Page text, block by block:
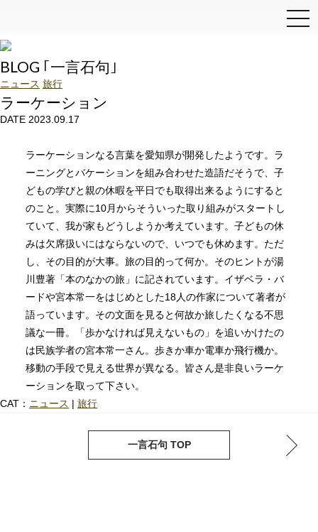
BLOG ｢一言石句｣
ニュース 旅行
ラーケーション
DATE 2023.09.17
ラーケーションなる言葉を愛知県が開発したようです。ラ
ーニングとバケーションを組み合わせた造語だそうで、子
どもの学びと親の休暇を平日でも取得出来るようにすると
のこと。実際に10月からそういった取り組みがスタートし
ていて、我が家もどうしようか考えています。子どもの休
みは欠席扱いにはならないので、いつでも休めます。ただ
し、その目的が大事。旅の目的って何か。そのヒントが湯
川豊著「本のなかの旅」に記されています。イザベラ・バ
ードや宮本常一をはじめとした18人の作家について著者が
語っています。その文面を見ると何故か旅したくなる不思
議な一冊。「歩かなければ見えないもの」を追いかけたの
は民族学者の宮本常一さん。歩きか車か電車か飛行機か。
移動の手段で見える世界が異なる。皆さん是非良いラーケ
ーションを取って下さい。
CAT： ニュース | 旅行
一言石句 TOP